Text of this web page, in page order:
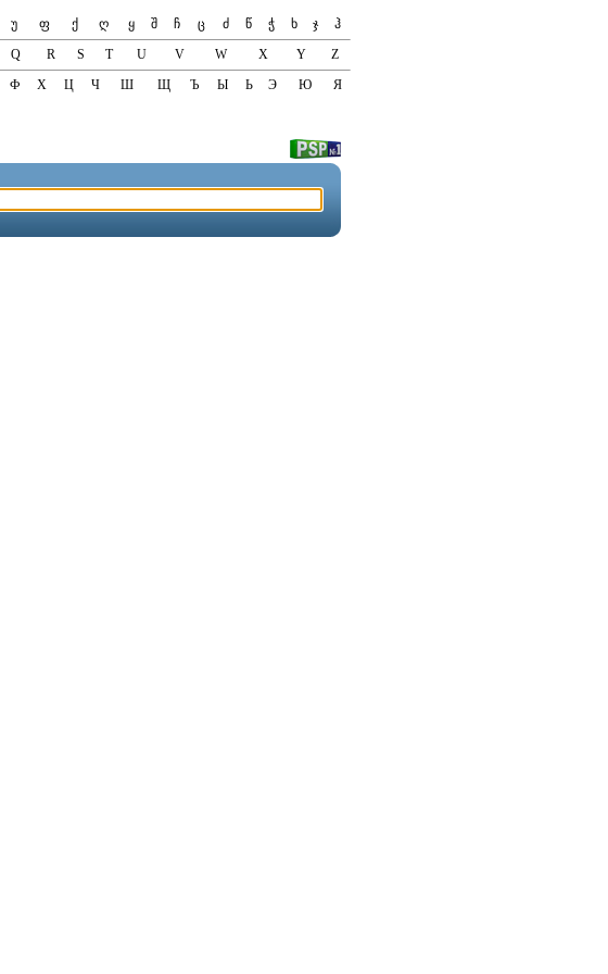
უ ფ ქ ღ ყ შ ჩ ც ძ წ ჭ ხ ჯ
ჰ
Q R S T U V W X Y
Z
Ф Х Ц Ч Ш Щ Ъ Ы Ь Э Ю Я